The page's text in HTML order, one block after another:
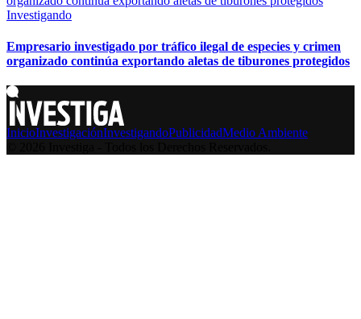
Investigando
Empresario investigado por tráfico ilegal de especies y crimen
organizado continúa exportando aletas de tiburones protegidos
InicioInvestigaciónInvestigandoPublicidadMedio Ambiente